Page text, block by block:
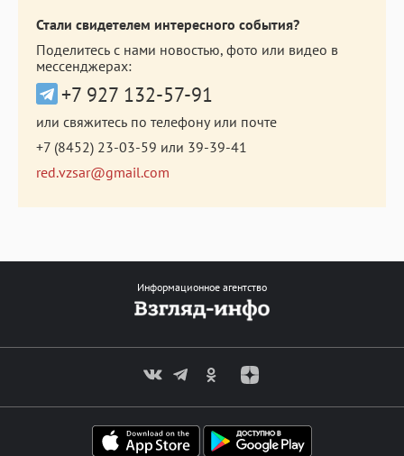
Стали свидетелем интересного события?
Поделитесь с нами новостью, фото или видео в
мессенджерах:
+7 927 132-57-91
или свяжитесь по телефону или почте
+7 (8452) 23-03-59 или 39-39-41
red.vzsar@gmail.com
Информационное агентство